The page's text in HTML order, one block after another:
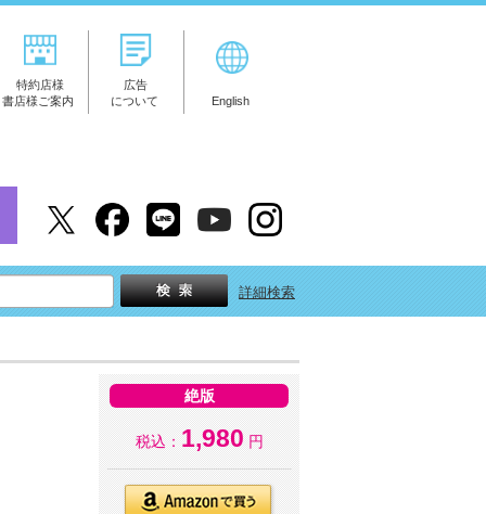
特約店様
書店様ご案内
広告
について
English
詳細検索
絶版
税込： 1,980 円